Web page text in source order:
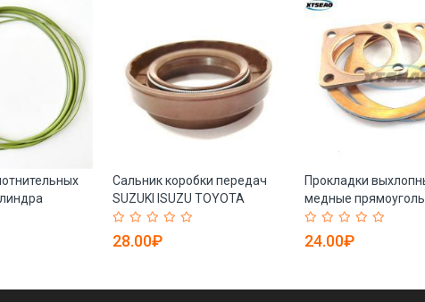
(арт.
Сальник коробки передач
SUZUKI ISUZU TOYOTA
35*55*9/15.5 (арт. 25-
19085627)
28.00₽
Прокладки
медные
безасбестовые (арт.
19085289)
24.00₽